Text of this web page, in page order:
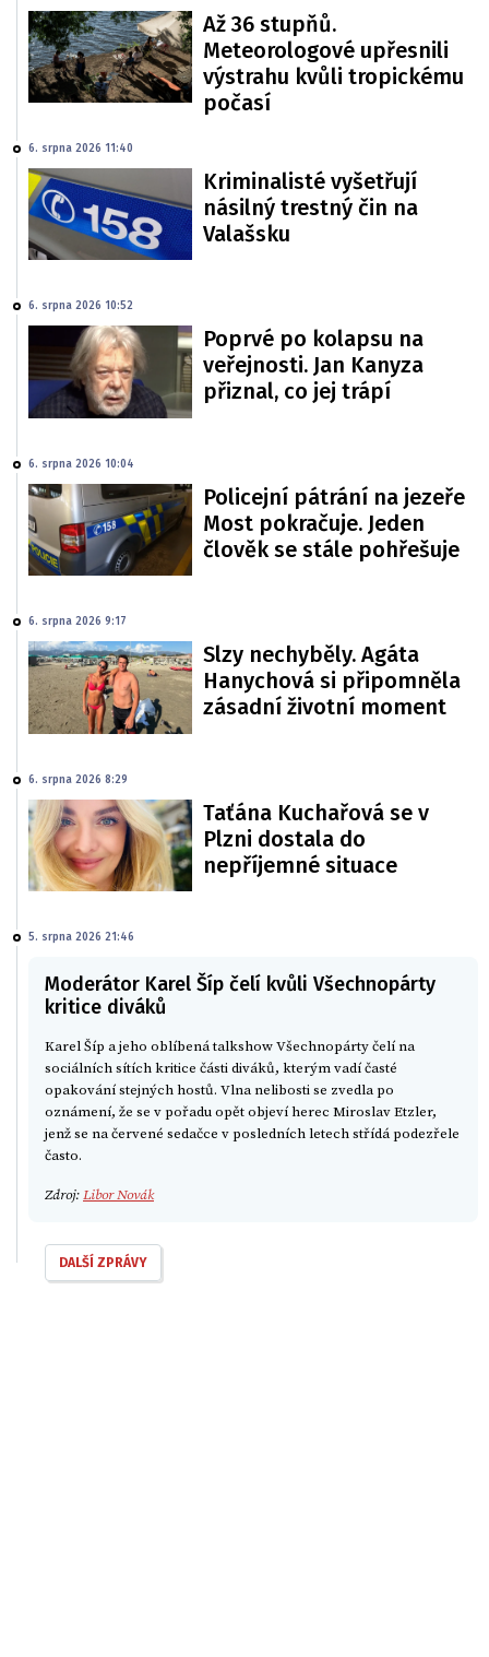
Až 36 stupňů.
Meteorologové upřesnili
výstrahu kvůli tropickému
počasí
6. srpna 2026 11:40
Kriminalisté vyšetřují
násilný trestný čin na
Valašsku
6. srpna 2026 10:52
Poprvé po kolapsu na
veřejnosti. Jan Kanyza
přiznal, co jej trápí
6. srpna 2026 10:04
Policejní pátrání na jezeře
Most pokračuje. Jeden
člověk se stále pohřešuje
6. srpna 2026 9:17
Slzy nechyběly. Agáta
Hanychová si připomněla
zásadní životní moment
6. srpna 2026 8:29
Taťána Kuchařová se v
Plzni dostala do
nepříjemné situace
5. srpna 2026 21:46
Moderátor Karel Šíp čelí kvůli Všechnopárty
kritice diváků
Karel Šíp a jeho oblíbená talkshow Všechnopárty čelí na
sociálních sítích kritice části diváků, kterým vadí časté
opakování stejných hostů. Vlna nelibosti se zvedla po
oznámení, že se v pořadu opět objeví herec Miroslav Etzler,
jenž se na červené sedačce v posledních letech střídá podezřele
často.
Zdroj:Libor Novák
DALŠÍ ZPRÁVY